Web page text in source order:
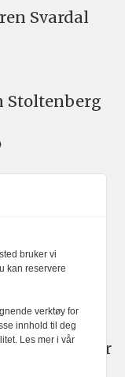
Svardal
Stoltenberg
Her
bruker vi
kan reservere
verktøy for
innhold til deg
Les mer i vår